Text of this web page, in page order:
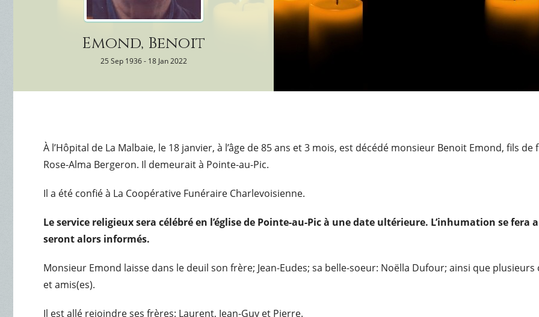
Emond, Benoit
25 Sep 1936 - 18 Jan 2022
À l’Hôpital de La Malbaie, le 18 janvier, à l’âge de 85 ans et 3 mois, est décédé monsieur Benoit Emond, fils
Rose-Alma Bergeron. Il demeurait à Pointe-au-Pic.
Il a été confié à La Coopérative Funéraire Charlevoisienne.
Le service religieux sera célébré en l’église de Pointe-au-Pic à une date ultérieure. L’inhumation se
seront alors informés.
Monsieur Emond laisse dans le deuil son frère; Jean-Eudes; sa belle-soeur: Noëlla Dufour; ainsi que
et amis(es).
Il est allé rejoindre ses frères: Laurent, Jean-Guy et Pierre.